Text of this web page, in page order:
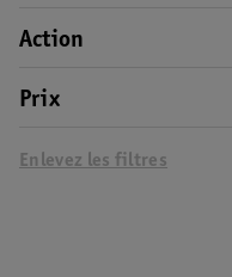
Action
Prix
Enlevez les filtres